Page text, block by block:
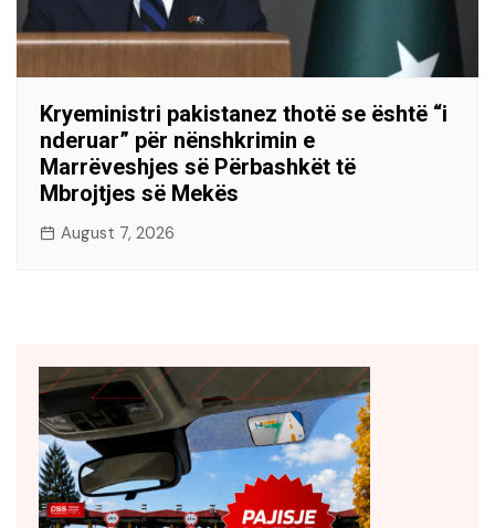
Kryeministri pakistanez thotë se është “i
nderuar” për nënshkrimin e
Marrëveshjes së Përbashkët të
Mbrojtjes së Mekës
August 7, 2026